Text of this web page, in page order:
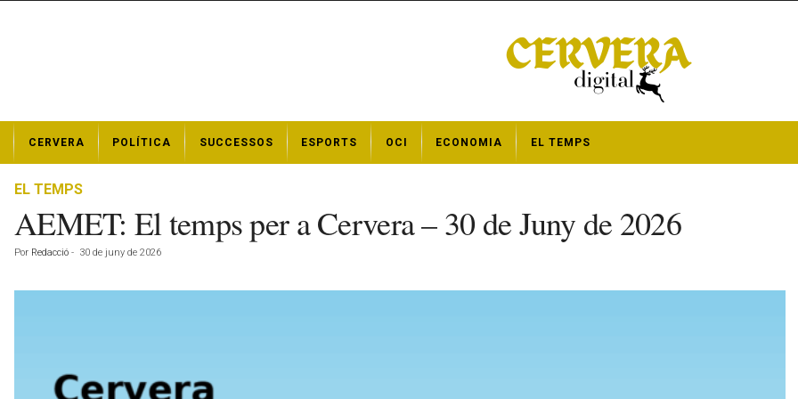
t
CERVERA POLÍTICA SUCCESSOS ESPORTS OCI ECONOMIA EL TEMPS
EL TEMPS
AEMET: El temps per a Cervera – 30 de Juny de 2026
Por Redacció - 30 de juny de 2026